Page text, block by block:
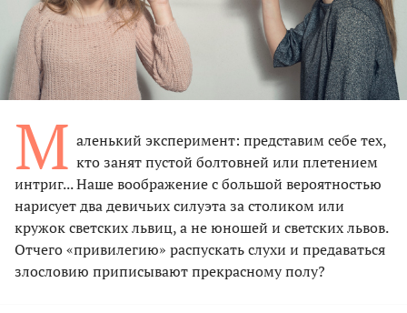
М аленький эксперимент: представим себе тех,
кто занят пустой болтовней или плетением
интриг... Наше воображение с большой вероятностью
нарисует два девичьих силуэта за столиком или
кружок светских львиц, а не юношей и светских львов.
Отчего «привилегию» распускать слухи и предаваться
злословию приписывают прекрасному полу?